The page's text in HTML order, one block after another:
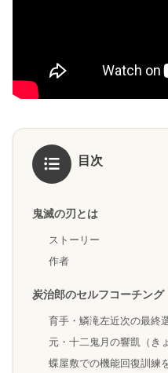
目次
鬼滅の刃とは
ストーリー
作者
炭治郎のセルフコーチング
育手・鱗滝左近次の最終
元・十二鬼月の響凱（き
蝶屋敷での機能回復訓練